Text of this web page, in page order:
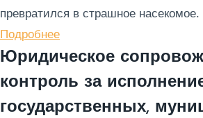
превратился в страшное насекомое.
Подробнее
Юридическое
контроль за
государственных,